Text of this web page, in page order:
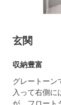
玄関
収納豊富
グレートーン
入って右側に
が、フロート